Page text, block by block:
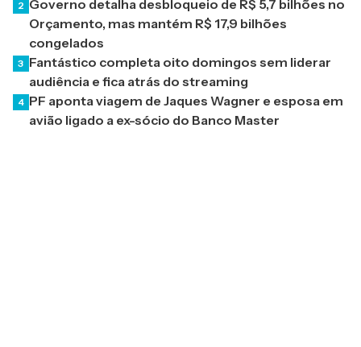
2 Governo detalha desbloqueio de R$ 5,7 bilhões no
Orçamento, mas mantém R$ 17,9 bilhões
congelados
3 Fantástico completa oito domingos sem liderar
audiência e fica atrás do streaming
4 PF aponta viagem de Jaques Wagner e esposa em
avião ligado a ex-sócio do Banco Master